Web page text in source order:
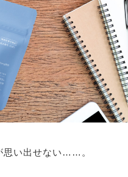
思い出せない……。